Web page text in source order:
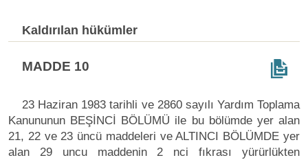
Kaldırılan hükümler
MADDE 10
23 Haziran 1983 tarihli ve 2860 sayılı Yardım Toplama
Kanununun BEŞİNCİ BÖLÜMÜ ile bu bölümde yer alan
21, 22 ve 23 üncü maddeleri ve ALTINCI BÖLÜMDE yer
alan 29 uncu maddenin 2 nci fıkrası yürürlükten